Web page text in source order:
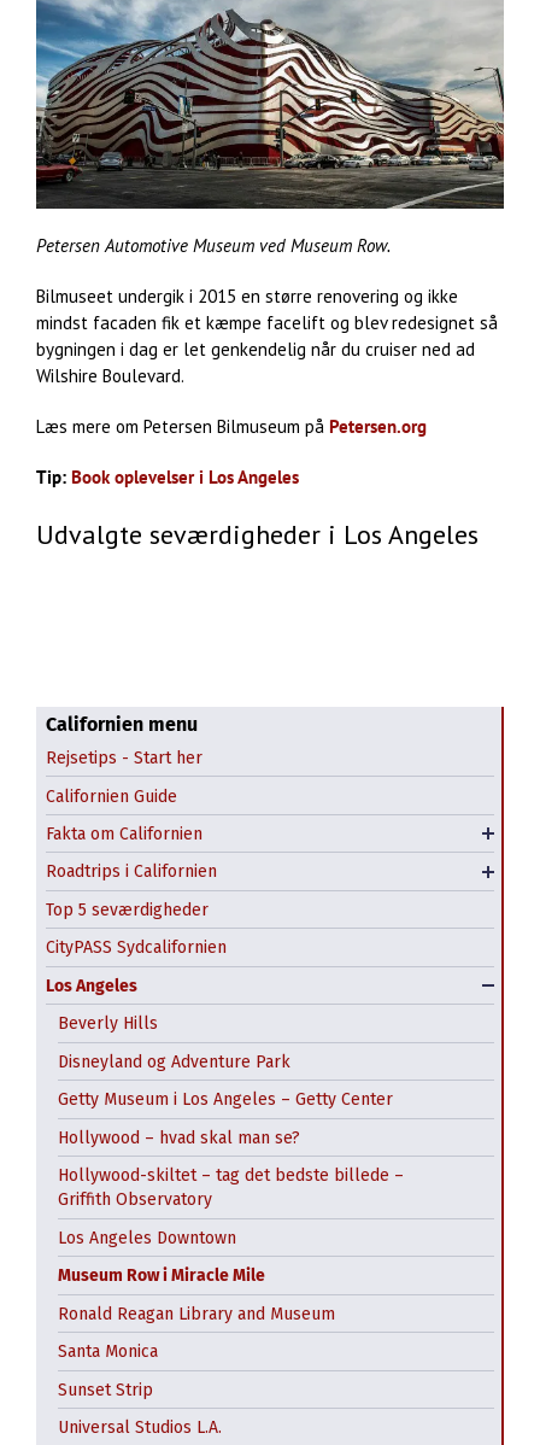
Petersen Automotive Museum ved Museum Row.
Bilmuseet undergik i 2015 en større renovering og ikke
mindst facaden fik et kæmpe facelift og blev redesignet så
bygningen i dag er let genkendelig når du cruiser ned ad
Wilshire Boulevard.
Læs mere om Petersen Bilmuseum på Petersen.org
Tip: Book oplevelser i Los Angeles
Udvalgte seværdigheder i Los Angeles
Californien menu
Rejsetips - Start her
Californien Guide
Fakta om Californien
Historie om Californien
Klimaet i Californien
Roadtrips i Californien
Highway 1 - syd for SF.
Highway 1 - nord for SF.
Roadtrip fra San Francisco til Las Vegas
Top 5 seværdigheder
CityPASS Sydcalifornien
Los Angeles
Beverly Hills
Disneyland og Adventure Park
Getty Museum i Los Angeles – Getty Center
Hollywood – hvad skal man se?
Hollywood-skiltet – tag det bedste billede –
Griffith Observatory
Los Angeles Downtown
Museum Row i Miracle Mile
Ronald Reagan Library and Museum
Santa Monica
Sunset Strip
Universal Studios L.A.
Balboa Park
Gaslamp District
Liberty Public Market
Old Town
San Diego Zoo
CityPASS San Francisco
Alcatraz – fængselsø
Chinatown